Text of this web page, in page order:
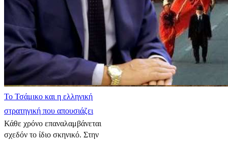
​Το Τσάμικο και η ελληνική
στρατηγική που απουσιάζει
Κάθε χρόνο επαναλαμβάνεται
σχεδόν το ίδιο σκηνικό. Στην